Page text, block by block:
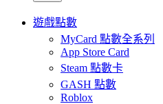
遊戲點數
MyCard 點數全系列
App Store Card
Steam 點數卡
GASH 點數
Roblox